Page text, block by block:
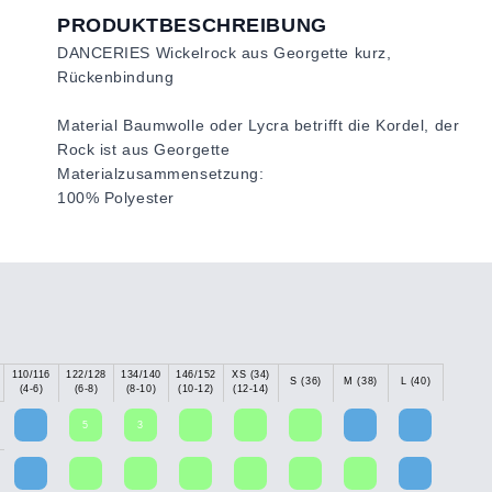
PRODUKTBESCHREIBUNG
DANCERIES Wickelrock aus Georgette kurz,
Rückenbindung
Material Baumwolle oder Lycra betrifft die Kordel, der
Rock ist aus Georgette
Materialzusammensetzung:
100% Polyester
110/116
(4-6)
122/128
(6-8)
134/140
(8-10)
146/152
(10-12)
XS (34)
(12-14)
S (36) M (38) L (40)
5 3